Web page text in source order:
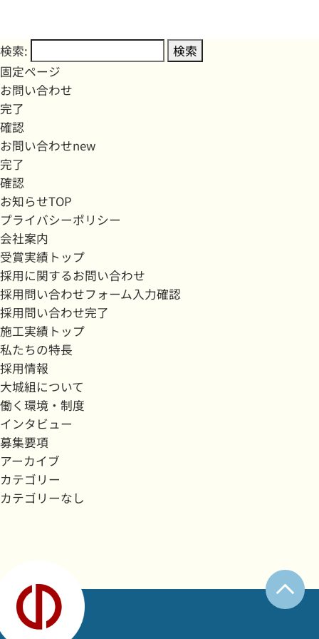
検索:
固定ページ
お問い合わせ
完了
確認
お問い合わせnew
完了
確認
お知らせTOP
プライバシーポリシー
会社案内
受賞実績トップ
採用に関するお問い合わせ
採用問い合わせフォーム入力確認
採用問い合わせ完了
施工実績トップ
私たちの特長
採用情報
大城組について
働く環境・制度
インタビュー
募集要項
アーカイブ
カテゴリー
カテゴリーなし